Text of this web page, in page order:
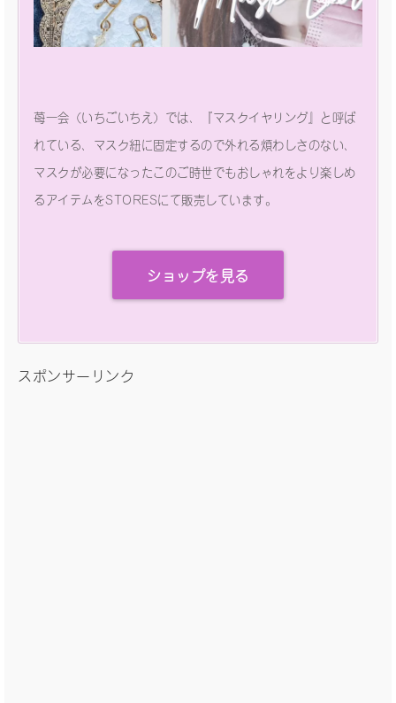
苺一会（いちごいちえ）では、『マスクイヤリング』と呼ば
れている、マスク紐に固定するので外れる煩わしさのない、
マスクが必要になったこのご時世でもおしゃれをより楽しめ
るアイテムをSTORESにて販売しています。
ショップを見る
スポンサーリンク